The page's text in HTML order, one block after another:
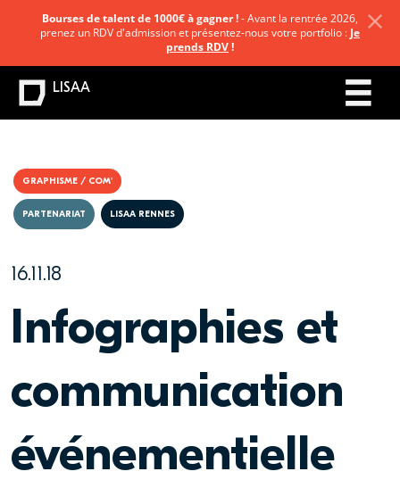
GRAPHISME / COM'
16.11.18
PARTENARIAT LISAA RENNES
Infographies et
communication
événementielle
Bourses de talent de 1000€ à gagner !- Avant la rentrée 2026,
prenez un RDV d'admission et présentez-nous votre portfolio : Je
prends RDV!
LISAA